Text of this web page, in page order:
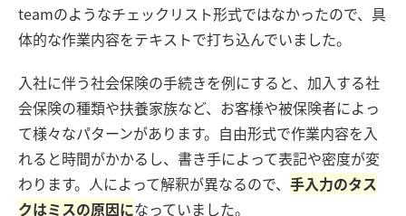
teamのようなチェックリスト形式ではなかったので、具
体的な作業内容をテキストで打ち込んでいました。
入社に伴う社会保険の手続きを例にすると、加入する社
会保険の種類や扶養家族など、お客様や被保険者によっ
て様々なパターンがあります。自由形式で作業内容を入
れると時間がかかるし、書き手によって表記や密度が変
わります。人によって解釈が異なるので、 手入力のタス
クはミスの原因になっていました。